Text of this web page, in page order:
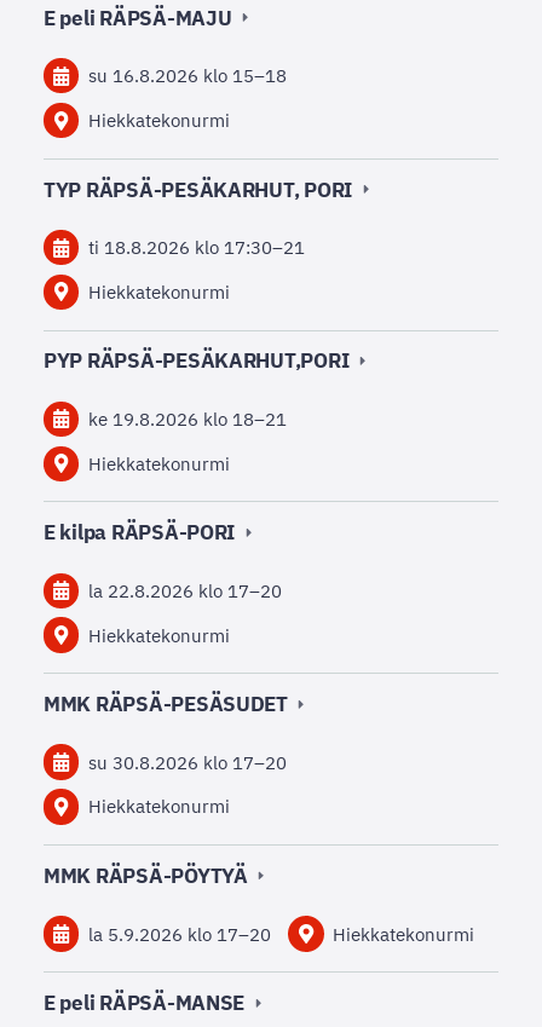
E peli RÄPSÄ-MAJU
su 16.8.2026 klo 15–18
Hiekkatekonurmi
TYP RÄPSÄ-PESÄKARHUT, PORI
ti 18.8.2026 klo 17:30–21
Hiekkatekonurmi
PYP RÄPSÄ-PESÄKARHUT,PORI
ke 19.8.2026 klo 18–21
Hiekkatekonurmi
E kilpa RÄPSÄ-PORI
la 22.8.2026 klo 17–20
Hiekkatekonurmi
MMK RÄPSÄ-PESÄSUDET
su 30.8.2026 klo 17–20
Hiekkatekonurmi
MMK RÄPSÄ-PÖYTYÄ
la 5.9.2026 klo 17–20 Hiekkatekonurmi
E peli RÄPSÄ-MANSE